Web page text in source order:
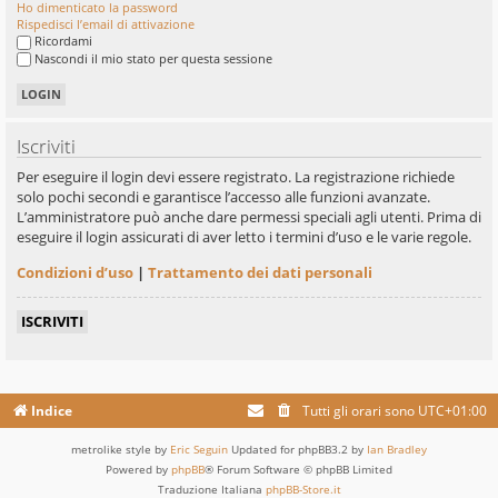
Ho dimenticato la password
Rispedisci l’email di attivazione
Ricordami
Nascondi il mio stato per questa sessione
Iscriviti
Per eseguire il login devi essere registrato. La registrazione richiede
solo pochi secondi e garantisce l’accesso alle funzioni avanzate.
L’amministratore può anche dare permessi speciali agli utenti. Prima di
eseguire il login assicurati di aver letto i termini d’uso e le varie regole.
Condizioni d’uso | Trattamento dei dati personali
ISCRIVITI
Indice Tutti gli orari sono UTC+01:00
metrolike style by Eric Seguin Updated for phpBB3.2 by Ian Bradley
Powered by phpBB® Forum Software © phpBB Limited
Traduzione Italiana phpBB-Store.it